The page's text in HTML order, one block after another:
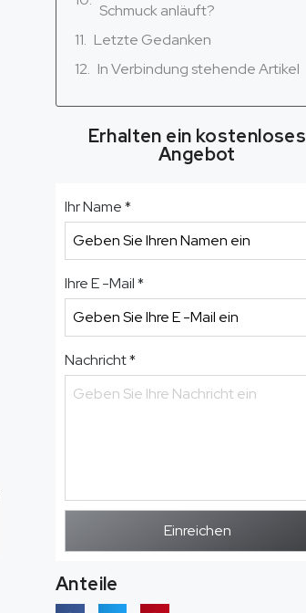
Schmuck anläuft?
Letzte Gedanken
In Verbindung stehende Artikel
Erhalten ein kostenloses
Angebot
Ihr Name*
Ihre E -Mail*
Nachricht*
Einreichen
Anteile